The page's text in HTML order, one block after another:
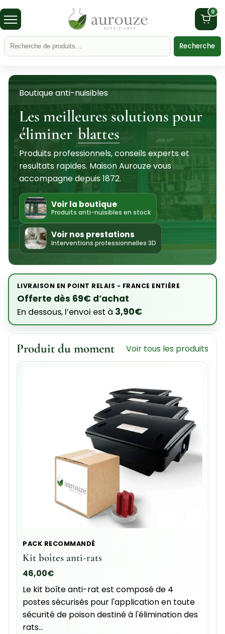
0
Recherche
Boutique anti-nuisibles
Les meilleures solutions pour
éliminer blattes
Produits professionnels, conseils experts et
resultats rapides. Maison Aurouze vous
accompagne depuis 1872.
Voir la boutique
Produits anti-nuisibles en stock
Voir nos prestations
Interventions professionnelles 3D
LIVRAISON EN POINT RELAIS - FRANCE ENTIÈRE
Offerte dès 69€ d’achat
En dessous, l’envoi est à 3,90€
Produit du moment Voir tous les produits
PACK RECOMMANDÉ
Kit boîtes anti-rats
46,00€
Le kit boîte anti-rat est composé de 4
postes sécurisés pour l'application en toute
sécurité de poison destiné à l'élimination des
rats…